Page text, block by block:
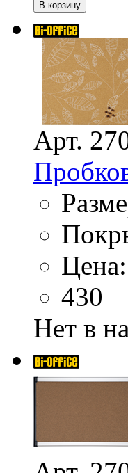
Арт.
Цена:
430
Нет в